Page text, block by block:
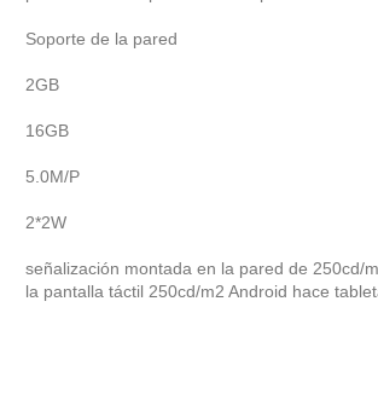
Soporte de la pared
2GB
16GB
5.0M/P
2*2W
señalización montada en la pared de 250cd/
la pantalla táctil 250cd/m2 Android hace